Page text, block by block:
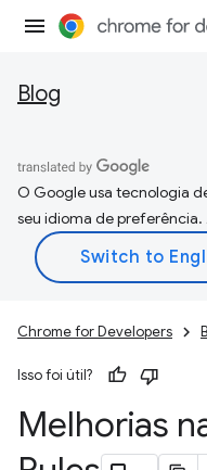
Blog
O Google usa tecnologia
seu idioma de
Chrome for Developers
Isso foi útil?
Melhorias